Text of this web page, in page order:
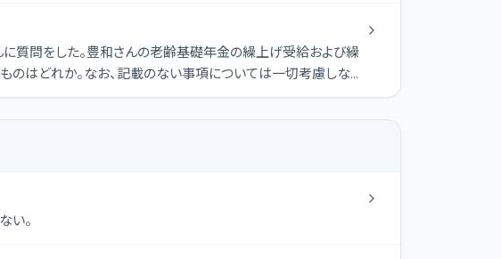
に質問をした。豊和さんの老齢基礎年金の繰上げ受給および繰
のはどれか。なお、記載のない事項については一切考慮しない
い。